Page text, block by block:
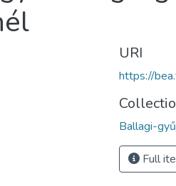
URI
https://
Ballagi-
Full